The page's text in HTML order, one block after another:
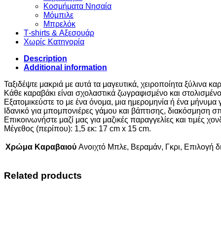
Κοσμήματα Νησαία
Μόμπιλε
Μπρελόκ
Τ-shirts & Αξεσουάρ
Χωρίς Κατηγορία
Description
Additional information
Ταξιδέψτε μακριά με αυτά τα μαγευτικά, χειροποίητα ξύλινα
Κάθε καραβάκι είναι σχολαστικά ζωγραφισμένο και
Εξατομικεύστε το με ένα όνομα, μια ημερομηνία ή ένα μήνυμα
Ιδανικό για μπομπονιέρες γάμου και βάπτισης, διακόσμηση
Επικοινωνήστε μαζί μας για μαζικές παραγγελίες και τιμές
Μέγεθος (περίπου): 1,5 εκ: 17 cm x 15 cm.
Χρώμα Καραβαιού Ανοιχτό Μπλε, Βεραμάν, Γκρι, Επιλογή
Related products